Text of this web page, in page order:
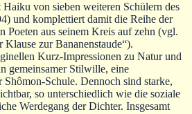
von sieben weiteren Schülern des
und komplettiert damit die Reihe der
Poeten aus seinem Kreis auf zehn (vgl.
zur Bananenstaude“).
Kurz-Impressionen zu Natur und
gemeinsamer Stilwille, eine
Shômon-Schule. Dennoch sind starke,
so unterschiedlich wie die soziale
Werdegang der Dichter. Insgesamt